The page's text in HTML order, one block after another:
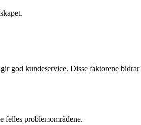
god kundeservice. Disse faktorene bidrar
felles problemområdene.